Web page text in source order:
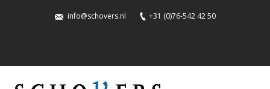
info@schovers.nl +31 (0)76-542 42 50